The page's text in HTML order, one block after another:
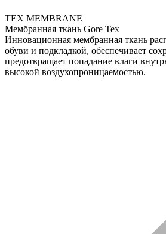
TEX MEMBRANE
Мембранная ткань Gore Tex
Инновационная мембранная ткань
обуви и подкладкой, обеспечивает
предотвращает попадание влаги
высокой воздухопроницаемостью.